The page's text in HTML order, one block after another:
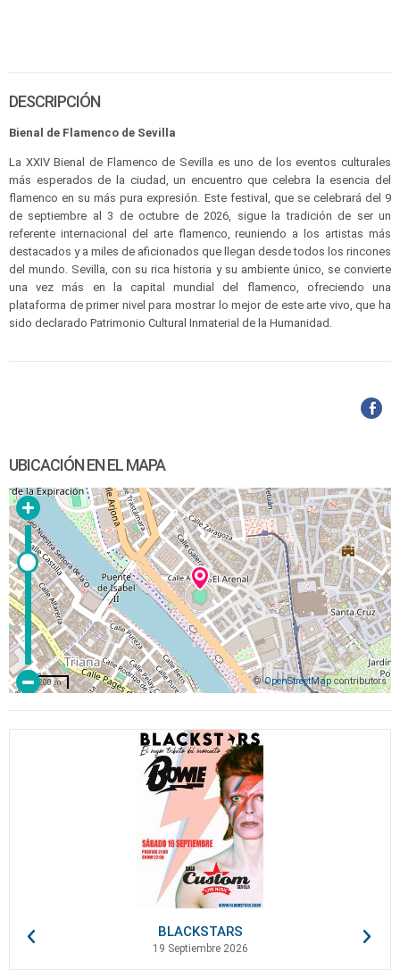
DESCRIPCIÓN
Bienal de Flamenco de Sevilla
La XXIV Bienal de Flamenco de Sevilla es uno de los eventos culturales
más esperados de la ciudad, un encuentro que celebra la esencia del
flamenco en su más pura expresión. Este festival, que se celebrará del 9
de septiembre al 3 de octubre de 2026, sigue la tradición de ser un
referente internacional del arte flamenco, reuniendo a los artistas más
destacados y a miles de aficionados que llegan desde todos los rincones
del mundo. Sevilla, con su rica historia y su ambiente único, se convierte
una vez más en la capital mundial del flamenco, ofreciendo una
plataforma de primer nivel para mostrar lo mejor de este arte vivo, que ha
sido declarado Patrimonio Cultural Inmaterial de la Humanidad.
UBICACIÓN EN EL MAPA
©OpenStreetMapcontributors
200 m
BLACKSTARS
19 Septiembre 2026